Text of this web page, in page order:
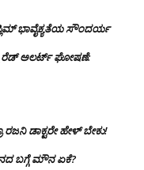
ಭಾವೈಕ್ಯತೆಯ ಸೌಂದರ್ಯ
ರೆಡ್ ಅಲರ್ಟ್ ಘೋಷಣೆ:
ರಜನಿ ಡಾಕ್ಟರೇ ಹೇಳ್ ಬೇಕು!
ಬಗ್ಗೆ ಮೌನ ಏಕೆ?